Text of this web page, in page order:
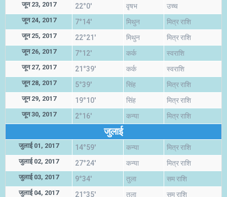
जून 23, 2017 22°0' वृषभ उच्च
जून 24, 2017 7°14' मिथुन मित्र राशि
जून 25, 2017 22°21' मिथुन मित्र राशि
जून 26, 2017 7°12' कर्क स्वराशि
जून 27, 2017 21°39' कर्क स्वराशि
जून 28, 2017 5°39' सिंह मित्र राशि
जून 29, 2017 19°10' सिंह मित्र राशि
जून 30, 2017 2°16' कन्या मित्र राशि
जुलाई
जुलाई 01, 2017 14°59' कन्या मित्र राशि
जुलाई 02, 2017 27°24' कन्या मित्र राशि
जुलाई 03, 2017 9°34' तुला सम राशि
जुलाई 04, 2017 21°35' तुला सम राशि